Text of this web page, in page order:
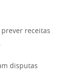
receitas
disputas